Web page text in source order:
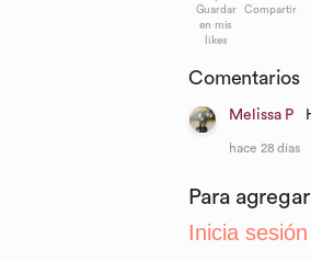
Guardar
en mis
likes
Compartir
Comentarios
Melissa P
hace 28 días
Para
Inicia sesión